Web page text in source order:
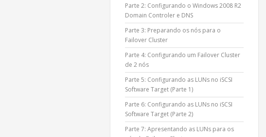
Parte 2: Configurando o Windows 2008 R2
Domain Controler e DNS
Parte 3: Preparando os nós para o
Failover Cluster
Parte 4: Configurando um Failover Cluster
de 2 nós
Parte 5: Configurando as LUNs no iSCSI
Software Target (Parte 1)
Parte 6: Configurando as LUNs no iSCSI
Software Target (Parte 2)
Parte 7: Apresentando as LUNs para os